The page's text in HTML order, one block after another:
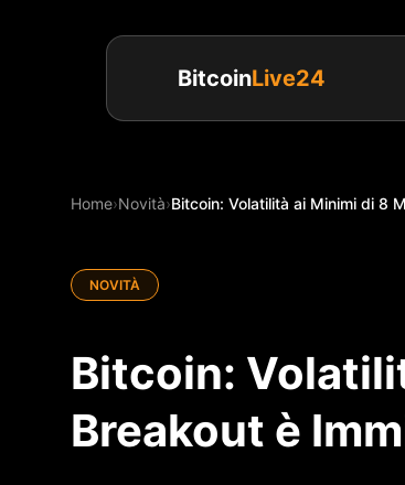
BitcoinLive24
Home›Novità›Bitcoin: Volatilità ai Minimi di 8
NOVITÀ
Bitcoin:
Breakout è